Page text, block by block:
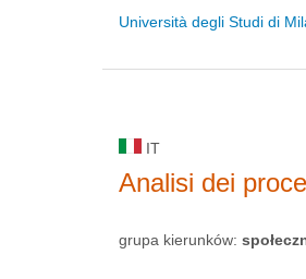
Università degli Studi di
IT
Analisi dei
grupa kierunków: